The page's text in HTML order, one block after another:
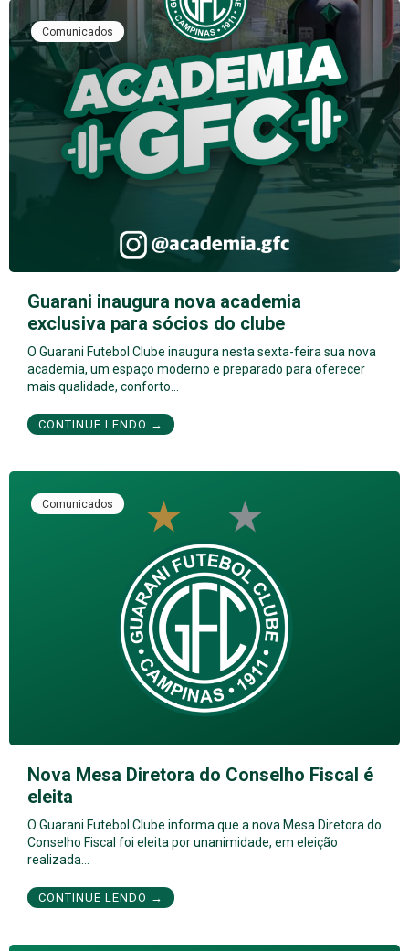
Comunicados
Guarani inaugura nova academia
exclusiva para sócios do clube
O Guarani Futebol Clube inaugura nesta sexta-feira sua nova
academia, um espaço moderno e preparado para oferecer
mais qualidade, conforto…
CONTINUE LENDO →
Comunicados
Nova Mesa Diretora do Conselho Fiscal é
eleita
O Guarani Futebol Clube informa que a nova Mesa Diretora do
Conselho Fiscal foi eleita por unanimidade, em eleição
realizada…
CONTINUE LENDO →